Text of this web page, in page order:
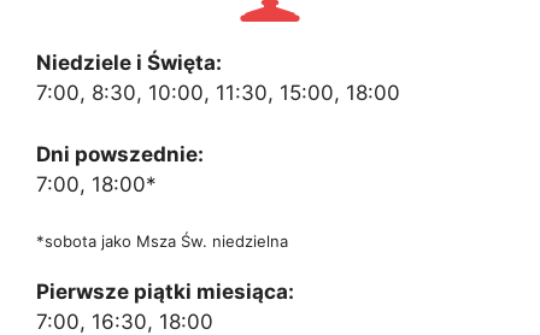
Niedziele i Święta:
7:00, 8:30, 10:00, 11:30, 15:00, 18:00
Dni powszednie:
7:00, 18:00*
*sobota jako Msza Św. niedzielna
Pierwsze piątki miesiąca:
7:00, 16:30, 18:00